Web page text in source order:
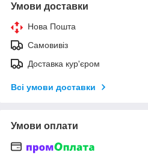
Умови доставки
Нова Пошта
Самовивіз
Доставка кур'єром
Всі умови доставки
Умови оплати